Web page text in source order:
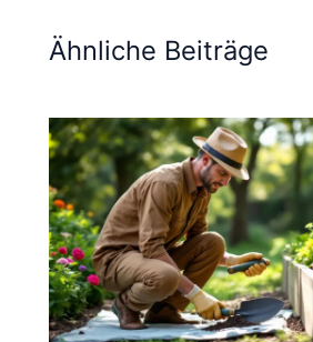
Ähnliche Beiträge